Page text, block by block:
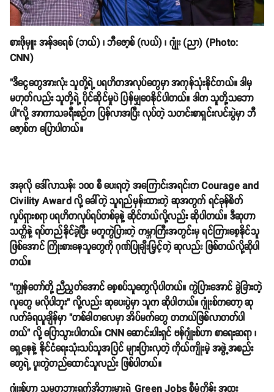
စားဖိုမှူး အန်ဒရေစ် (ဘယ်) ၊ ဘီဇော့စ် (လယ်) ၊ ဂျုုံး (ညာ) (Photo:
CNN)
"ဒီငွေတွေအားလုံး သူတို့ရဲ့ ပရဟိတအလုပ်တွေမှာ အကုန်သုံးနိုင်တယ်။ ဒါမှ
မဟုတ်လည်း သူတို့ရဲ့ ပိုင်ဆိုင်မှုပဲ ပြန်မျှဝေနိုင်ပါတယ်။ ဒါက သူတို့သဘော
ပါ"လို့ အာကာသခရီးစဉ်က ပြန်လာအပြီး လုပ်တဲ့ သတင်းစာရှင်းလင်းပွဲမှာ ဘီ
ဇော့စ်က ပြောပါတယ်။
အခုလို ဒေါ်လာသန်း ၁၀၀ စီ ပေးရတဲ့ အကြောင်းအရင်းက Courage and
Civility Award လို့ ခေါ်တဲ့ သူရည်မှန်းထားတဲ့ ဆုအတွက် ရင်ခုန်စိတ်
လှုပ်ရှားစရာ ပရဟိတလုပ်ရပ်တစ်ခုနဲ့ ဆိုင်တယ်လို့လည်း ဆိုပါတယ်။ ဒီဆုဟာ
သတ္တိနဲ့ ရပ်တည်နိုင်ခဲ့ပြီး မတူကွဲပြားတဲ့ ကမ္ဘာကြီးအတွင်းမှ ရင်ကြားစေ့နိုင်သူ
ဖြစ်အောင် ကြိုးစားနေသူတွေကို ဂုဏ်ပြုချီးမြှင့်တဲ့ ဆုလည်း ဖြစ်တယ်လို့ဆိုပါ
တယ်။
"ကျွန်တော်တို့ ညီညွတ်အောင် စေ့စပ်သူတွေလိုပါတယ်။ ကွဲပြားအောင် ခွဲခြားတဲ့
လူတွေ မလိုပါဘူး" လို့လည်း ဆုပေးပွဲမှာ သူက ဆိုပါတယ်။ ဂျုံးစ်ကတော့ ဆု
လက်ခံရယူချိန်မှာ "တစ်ခါတလေမှာ အိပ်မက်တွေ တကယ်ဖြစ်လာတတ်ပါ
တယ်" လို့ ပြောသွားပါတယ်။ CNN ဆောင်းပါးရှင် ဗန်ဂျုံးစ်ဟာ စာရေးဆရာ ၊
ရှေ့နေနဲ့ နိုင်ငံရေးသုံးသပ်သူအပြင် များပြားလှတဲ့ ကိုယ်ကျိုးမဲ့ အဖွဲ့အစည်း
တွေရဲ့ ပူးတွဲတည်ထောင်သူလည်း ဖြစ်ပါတယ်။